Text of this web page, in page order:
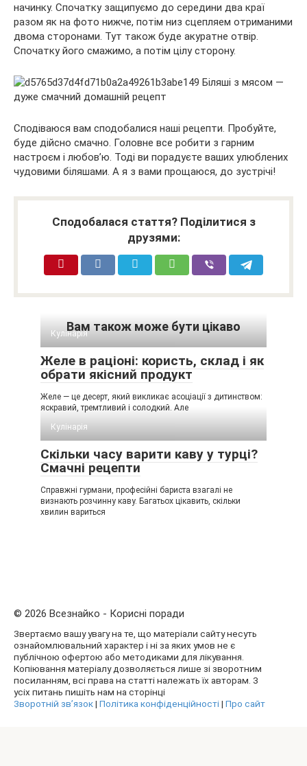
начинку. Спочатку защипуємо до середини два краї
разом як на фото нижче, потім низ сцепляем отриманими
двома сторонами. Тут також буде акуратне отвір.
Спочатку його смажимо, а потім цілу сторону.
Сподіваюся вам сподобалися наші рецепти. Пробуйте,
буде дійсно смачно. Головне все робити з гарним
настроєм і любов’ю. Тоді ви порадуєте ваших улюблених
чудовими біляшами. А я з вами прощаюся, до зустрічі!
Сподобалася стаття? Поділитися з
друзями:
Вам також може бути цікаво
Кулінарія
Желе в раціоні: користь, склад і як
обрати якісний продукт
Желе — це десерт, який викликає асоціації з дитинством:
яскравий, тремтливий і солодкий. Але
Кулінарія
Скільки часу варити каву у турці?
Смачні рецепти
Справжні гурмани, професійні бариста взагалі не
визнають розчинну каву. Багатьох цікавить, скільки
хвилин вариться
© 2026 Всезнайко - Корисні поради
Звертаємо вашу увагу на те, що матеріали сайту несуть
ознайомлювальний характер і ні за яких умов не є
публічною офертою або методиками для лікування.
Копіювання матеріалу дозволяється лише зі зворотним
посиланням, всі права на статті належать їх авторам. З
усіх питань пишіть нам на сторінці
Зворотній зв’язок| Політика конфіденційності| Про сайт